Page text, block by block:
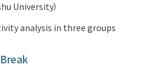
University）
analysis in three groups